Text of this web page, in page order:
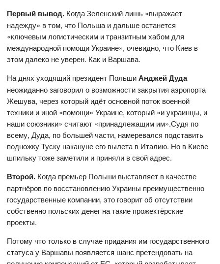
Первый вывод. Когда Зеленский лишь «выражает
надежду» в том, что Польша и дальше останется
«ключевым логистическим и транзитным хабом для
международной помощи Украине», очевидно, что Киев в
этом далеко не уверен. Как и Варшава.
На днях уходящий президент ПольшиАнджей Дуда
неожиданно заговорил о возможности закрытия аэропорта
Жешува, через который идёт основной поток военной
техники и иной «помощи» Украине, который «и украинцы, и
наши союзники» считают «принадлежащим им».Судя по
всему, Дуда, по большей части, намеревался подставить
подножку Туску накануне его вылета в Италию. Но в Киеве
шпильку тоже заметили и приняли в свой адрес.
Второй. Когда премьер Польши выставляет в качестве
партнёров по восстановлению Украины преимущественно
государственные компании, это говорит об отсутствии
собственно польских денег на такие прожектёрские
проекты.
Потому что только в случае придания им государственного
статуса у Варшавы появляется шанс претендовать на